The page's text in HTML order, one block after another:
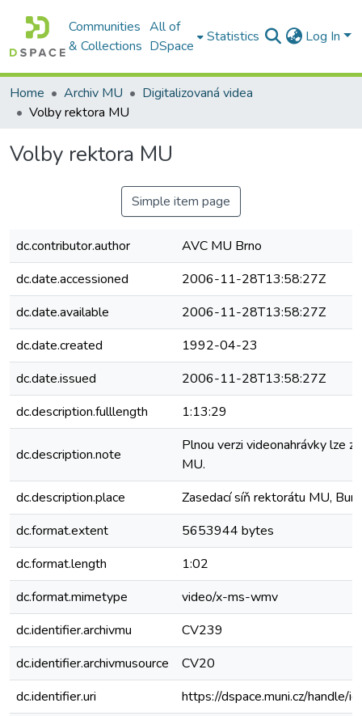
Communities
& Collections
All of
DSpace
Statistics Log In
Home Archiv MU
Digitalizovaná videa
Volby rektora MU
Volby rektora MU
Simple item page
dc.contributor.author
AVC MU Brno
dc.date.accessioned
2006-11-28T13:58:27Z
dc.date.available
2006-11-28T13:58:27Z
dc.date.created
1992-04-23
dc.date.issued
2006-11-28T13:58:27Z
dc.description.fulllength
1:13:29
dc.description.note
Plnou verzi videonahrávky lze
MU.
dc.description.place
Zasedací síň rektorátu MU,
dc.format.extent
5653944 bytes
dc.format.length
1:02
dc.format.mimetype
video/x-ms-wmv
dc.identifier.archivmu
CV239
dc.identifier.archivmusource
CV20
dc.identifier.uri
https://dspace.muni.cz/handle/